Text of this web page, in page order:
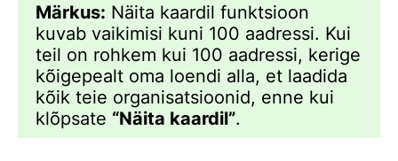
Märkus: Näita kaardil funktsioon
kuvab vaikimisi kuni 100 aadressi. Kui
teil on rohkem kui 100 aadressi, kerige
kõigepealt oma loendi alla, et laadida
kõik teie organisatsioonid, enne kui
klõpsate “Näita kaardil”.